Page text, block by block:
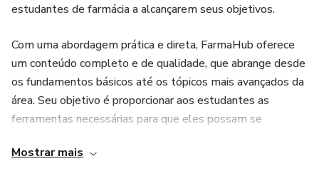
estudantes de farmácia a alcançarem seus objetivos.
Com uma abordagem prática e direta, FarmaHub oferece
um conteúdo completo e de qualidade, que abrange desde
os fundamentos básicos até os tópicos mais avançados da
área. Seu objetivo é proporcionar aos estudantes as
ferramentas necessárias para que eles possam se
excepcionais em suas avaliações.
Mostrar mais